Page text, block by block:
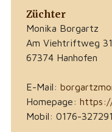
Züchter
Monika Borgartz
Am Viehtriftweg 31
67374 Hanhofen
E-Mail:
Homepage:
Mobil: 0176-